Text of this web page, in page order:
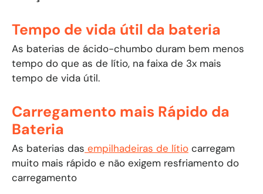
Tempo de vida útil da bateria
As baterias de ácido-chumbo duram bem menos
tempo do que as de lítio, na faixa de 3x mais
tempo de vida útil.
Carregamento mais Rápido da
Bateria
As baterias das empilhadeiras de lítio carregam
muito mais rápido e não exigem resfriamento do
carregamento